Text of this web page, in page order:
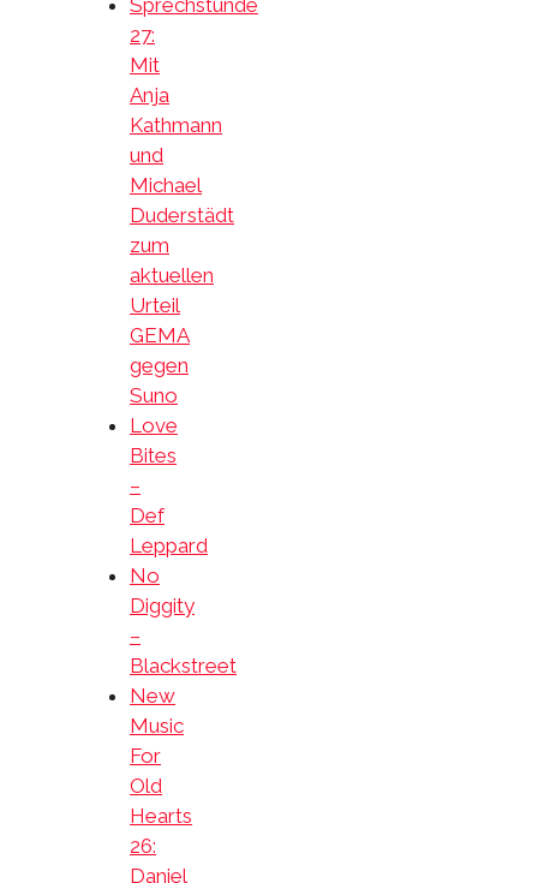
Sprechstunde
27:
Mit
Anja
Kathmann
und
Michael
Duderstädt
zum
aktuellen
Urteil
GEMA
gegen
Suno
Love
Bites
–
Def
Leppard
No
Diggity
–
Blackstreet
New
Music
For
Old
Hearts
26:
Daniel